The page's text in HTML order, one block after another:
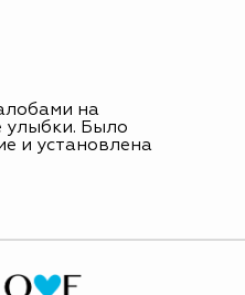
на
улыбки. Было
и установлена